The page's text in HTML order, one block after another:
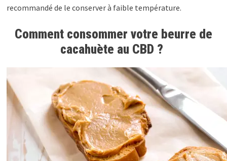
recommandé de le conserver à faible température.
Comment consommer votre beurre de
cacahuète au CBD ?